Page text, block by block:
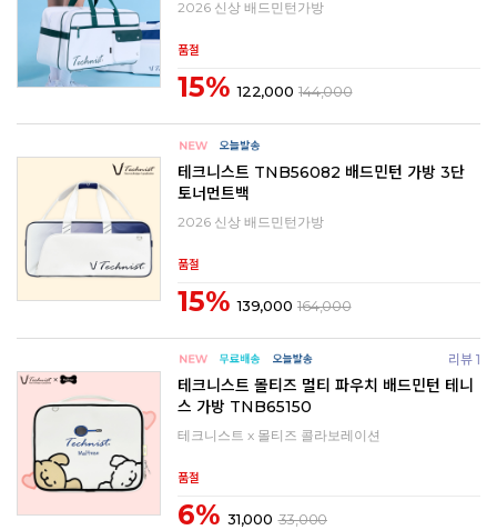
2026 신상 배드민턴가방
15% 122,000 144,000
품절
테크니스트 TNB56082 배드민턴 가방 3단
토너먼트백
2026 신상 배드민턴가방
15% 139,000 164,000
품절
리뷰 1
테크니스트 몰티즈 멀티 파우치 배드민턴 테니
스 가방 TNB65150
테크니스트 x 몰티즈 콜라보레이션
6% 31,000 33,000
품절